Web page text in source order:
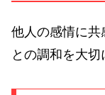
他人の感情に共
との調和を大切